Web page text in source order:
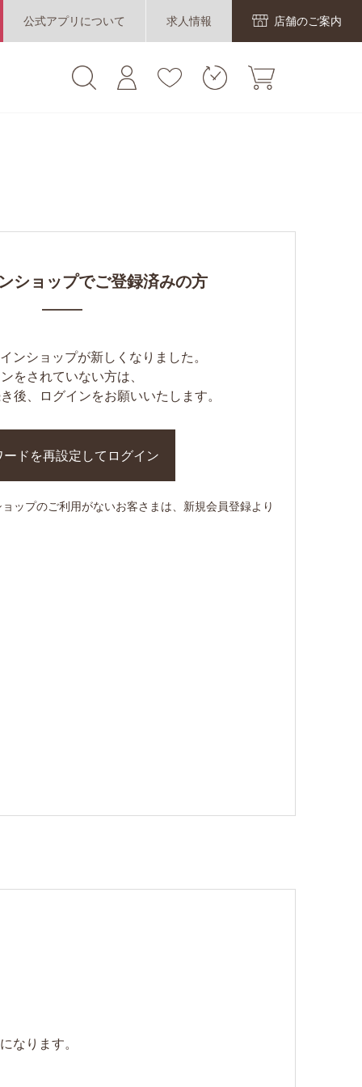
公式アプリについて 求人情報 店舗のご案内
なります。
ショップでご登録済みの方
ンショップが新しくなりました。
をされていない方は、
後、ログインをお願いいたします。
ップのご利用がないお客さまは、新規会員登録より